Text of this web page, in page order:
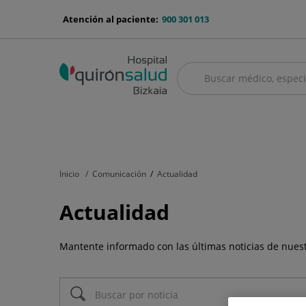
menu-
900 301 013
Atención al paciente:
BuscarBuscar
Inicio Comunicación Actualidad
Actualidad
Mantente informado con las últimas noticias de